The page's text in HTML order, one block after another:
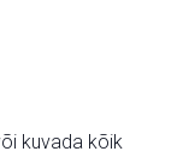
kuvada kõik